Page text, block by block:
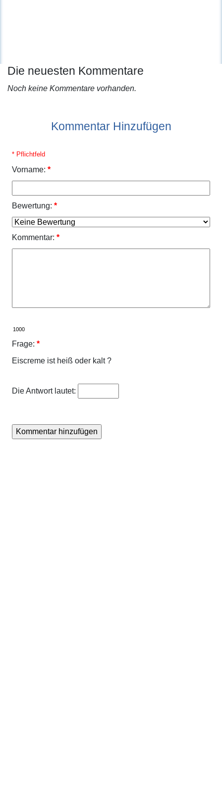
Die neuesten Kommentare
Noch keine Kommentare vorhanden.
Kommentar Hinzufügen
* Pflichtfeld
Vorname: *
Bewertung: *
Kommentar: *
Frage: *
Eiscreme ist heiß oder kalt ?
Die Antwort lautet: